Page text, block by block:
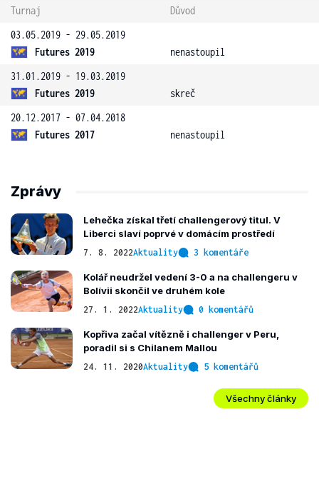
Turnaj
Důvod
03.05.2019 - 29.05.2019
Futures 2019
nenastoupil
31.01.2019 - 19.03.2019
Futures 2019
skreč
20.12.2017 - 07.04.2018
Futures 2017
nenastoupil
Zprávy
Lehečka získal třetí challengerový titul. V
Liberci slaví poprvé v domácím prostředí
7. 8. 2022Aktuality 3 komentáře
Kolář neudržel vedení 3-0 a na challengeru v
Bolívii skončil ve druhém kole
27. 1. 2022Aktuality 0 komentářů
Kopřiva začal vítězně i challenger v Peru,
poradil si s Chilanem Mallou
24. 11. 2020Aktuality 5 komentářů
Všechny články